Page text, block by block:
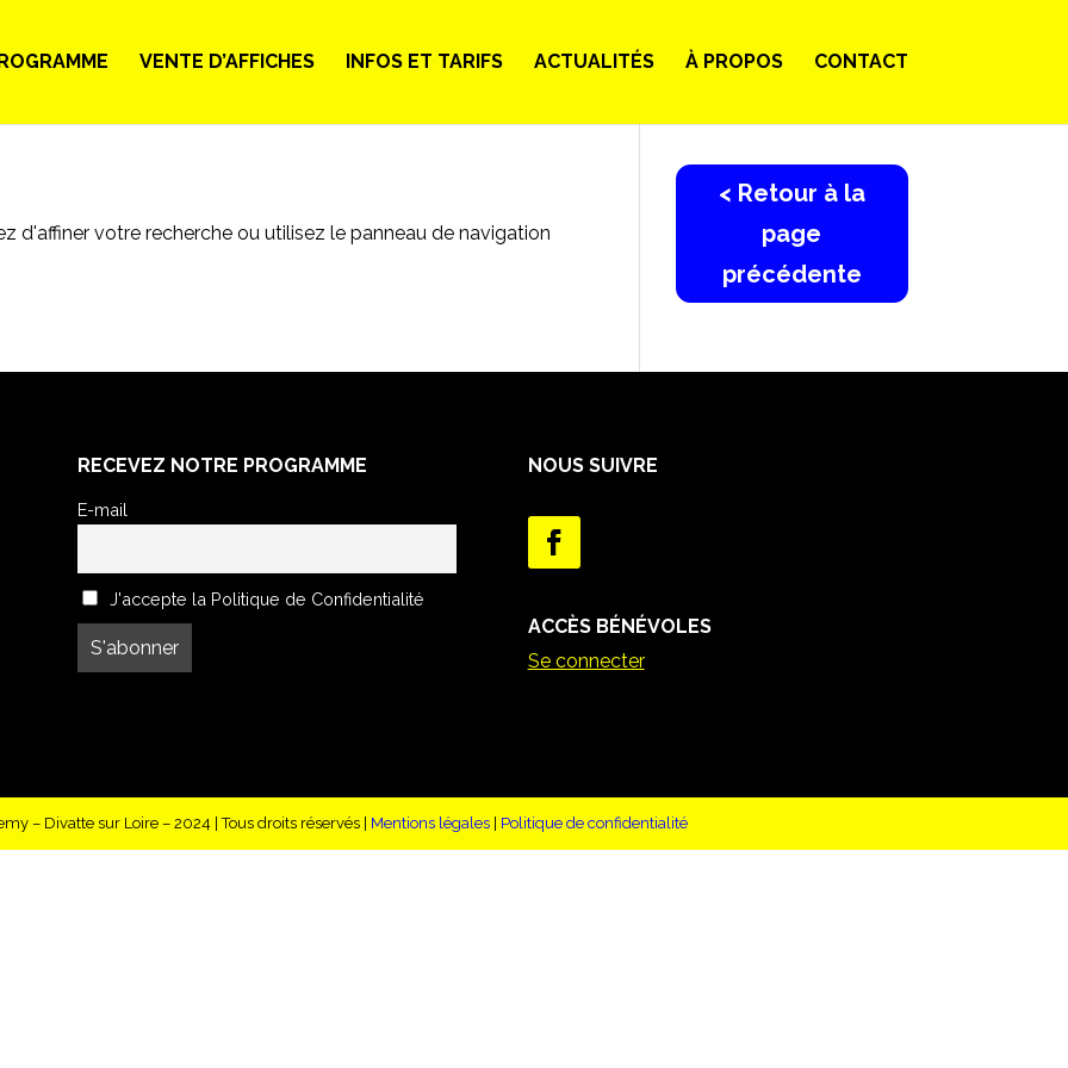
VENTE D’AFFICHES INFOS ET TARIFS ACTUALITÉS À PROPOS CONTACT
d'affiner votre recherche ou utilisez le panneau de navigation
< Retour à la
page
précédente
RECEVEZ NOTRE PROGRAMME
E-mail
J'accepte la Politique de Confidentialité
NOUS SUIVRE
ACCÈS BÉNÉVOLES
Se connecter
– Divatte sur Loire – 2024 | Tous droits réservés | Mentions légales Politique de confidentialité